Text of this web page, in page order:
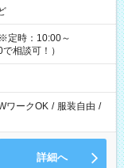
定時：10:00～
相談可！）
ワークOK / 服装自由 /
詳細へ